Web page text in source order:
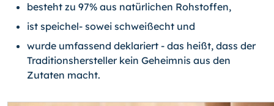
besteht zu 97% aus natürlichen Rohstoffen,
ist speichel- sowei schweißecht und
wurde umfassend deklariert - das heißt, dass der
Traditionshersteller kein Geheimnis aus den
Zutaten macht.